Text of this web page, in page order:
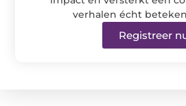
verhalen écht
Registreer